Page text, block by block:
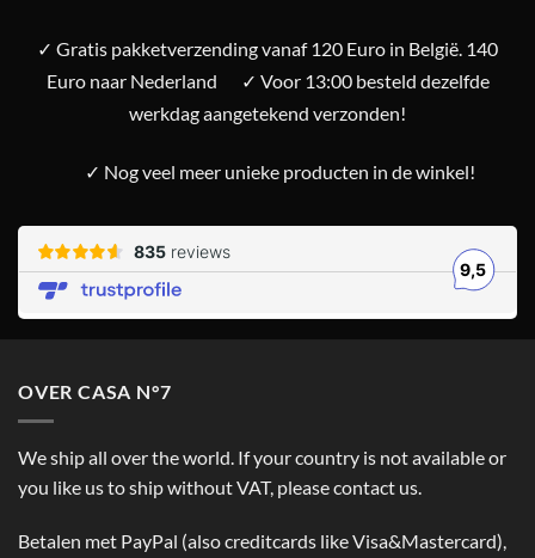
✓ Gratis pakketverzending vanaf 120 Euro in België. 140
Euro naar Nederland
✓ Voor 13:00 besteld dezelfde
werkdag aangetekend verzonden!
✓ Nog veel meer unieke producten in de winkel!
OVER CASA N°7
We ship all over the world. If your country is not available or
you like us to ship without VAT, please contact us.
Betalen met PayPal (also creditcards like Visa&Mastercard),